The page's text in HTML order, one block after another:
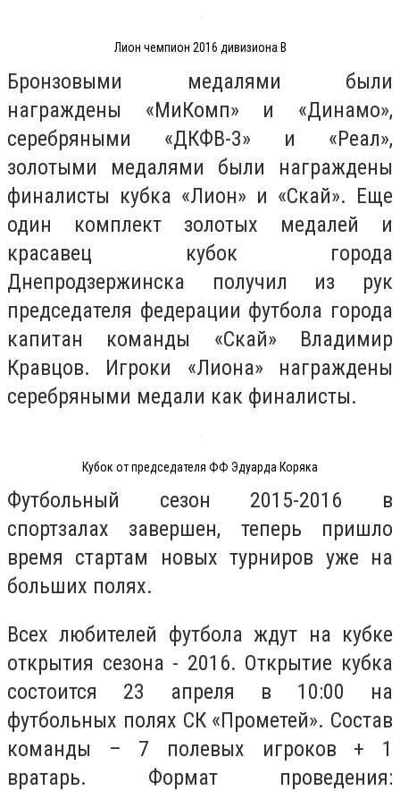
Лион чемпион 2016 дивизиона В
Бронзовыми медалями были
награждены «МиКомп» и «Динамо»,
серебряными «ДКФВ-3» и «Реал»,
золотыми медалями были награждены
финалисты кубка «Лион» и «Скай». Еще
один комплект золотых медалей и
красавец кубок города
Днепродзержинска получил из рук
председателя федерации футбола города
капитан команды «Скай» Владимир
Кравцов. Игроки «Лиона» награждены
серебряными медали как финалисты.
Кубок от председателя ФФ Эдуарда Коряка
Футбольный сезон 2015-2016 в
спортзалах завершен, теперь пришло
время стартам новых турниров уже на
больших полях.
Всех любителей футбола ждут на кубке
открытия сезона - 2016. Открытие кубка
состоится 23 апреля в 10:00 на
футбольных полях СК «Прометей». Состав
команды – 7 полевых игроков + 1
вратарь. Формат проведения: